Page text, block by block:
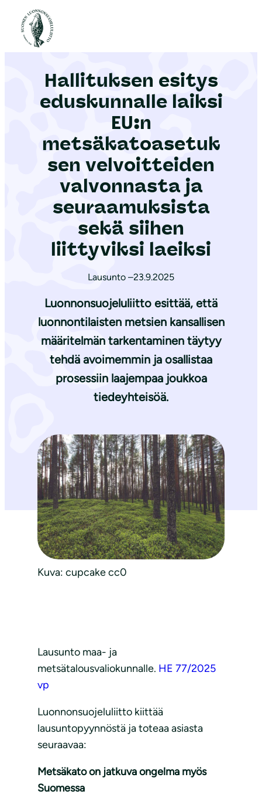
Etusivu
Hallituksen esitys
eduskunnalle laiksi
EU:n
metsäkatoasetuk
sen velvoitteiden
valvonnasta ja
seuraamuksista
sekä siihen
liittyviksi laeiksi
Lausunto –23.9.2025
Luonnonsuojeluliitto esittää, että
luonnontilaisten metsien kansallisen
määritelmän tarkentaminen täytyy
tehdä avoimemmin ja osallistaa
prosessiin laajempaa joukkoa
tiedeyhteisöä.
Kuva: cupcake cc0
Lausunto maa- ja
metsätalousvaliokunnalle. HE 77/2025
vp
Luonnonsuojeluliitto kiittää
lausuntopyynnöstä ja toteaa asiasta
seuraavaa:
Metsäkato on jatkuva ongelma myös
Suomessa